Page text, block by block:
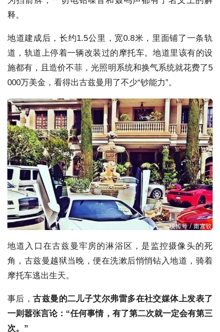
释。
地道建成后，长约1.5公里，宽0.8米，里面铺了一条轨
道，轨道上停着一辆改装过的摩托车。地道里该有的设
施都有，且造价不菲，光照明系统和换气系统就花费了5
000万美金，看得出古兹曼用了不少“钞能力”。
地道入口在古兹曼牢房的淋浴区，是监控摄像头的死
角，古兹曼越狱当晚，便在洗漱后悄悄钻入地道，骑着
摩托车逃出生天。
事后，古兹曼的二儿子艾尔弗雷多在社交媒体上发表了
一则嚣张言论：“任何事情，有了第二次就一定会有第三
次。”